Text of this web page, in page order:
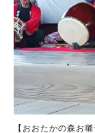
【おおたかの森お